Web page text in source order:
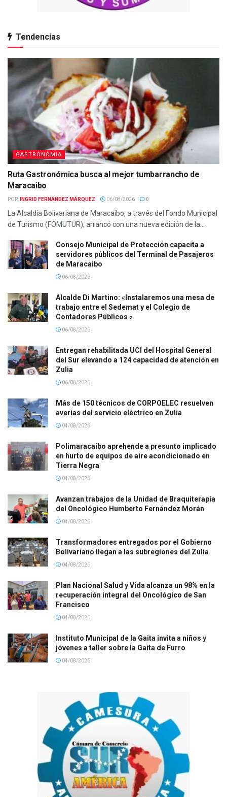
Tendencias
GASTRONOMIA
Ruta Gastronómica busca al mejor tumbarrancho de
Maracaibo
POR: INGRID FERNÁNDEZ MÁRQUEZ 06/08/2026 0
La Alcaldía Bolivariana de Maracaibo, a través del Fondo Municipal
de Turismo (FOMUTUR), arrancó con una nueva edición de la...
Consejo Municipal de Protección capacita a
servidores públicos del Terminal de Pasajeros
de Maracaibo
06/08/2026
Alcalde Di Martino: «Instalaremos una mesa de
trabajo entre el Sedemat y el Colegio de
Contadores Públicos «
06/08/2026
Entregan rehabilitada UCI del Hospital General
del Sur elevando a 124 capacidad de atención en
Zulia
06/08/2026
Más de 150 técnicos de CORPOELEC resuelven
averías del servicio eléctrico en Zulia
04/08/2026
Polimaracaibo aprehende a presunto implicado
en hurto de equipos de aire acondicionado en
Tierra Negra
04/08/2026
Avanzan trabajos de la Unidad de Braquiterapia
del Oncológico Humberto Fernández Morán
04/08/2026
Transformadores entregados por el Gobierno
Bolivariano llegan a las subregiones del Zulia
04/08/2026
Plan Nacional Salud y Vida alcanza un 98% en la
recuperación integral del Oncológico de San
Francisco
04/08/2026
Instituto Municipal de la Gaita invita a niños y
jóvenes a taller sobre la Gaita de Furro
04/08/2026